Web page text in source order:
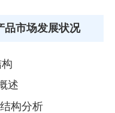
品市场发展状况
述
构分析